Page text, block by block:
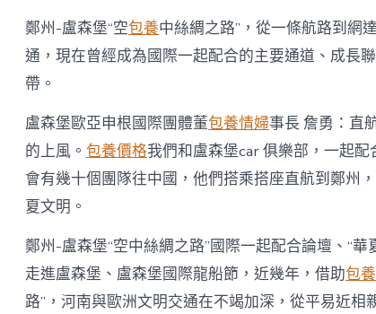
鄭州-盧森堡“空包養中絲綢之路”，從一條航路到網
通，現在曾經成為國際一起配合的主要通道、成長
帶。
盧森堡歐亞申根國際團體董包養情婦事長 詹勇：直
的上風。 包養價格我們和盧森堡car 俱樂部，一起
會有幾十個團隊往中國，他們搭乘搭座直航到鄭州
夏文明。
鄭州-盧森堡“空中絲綢之路”國際一起配合論壇、“華
走進盧森堡、盧森堡國際龍船節，近幾年，借助包養
路”，河南與歐洲文明交通在不竭加深，從平易近相